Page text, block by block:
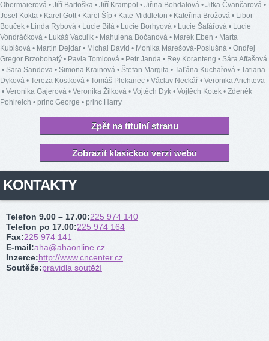
Obermaierová • Jiří Bartoška • Jiří Krampol • Jiřina Bohdalová • Jitka Čvančarová •
Josef Kokta • Karel Gott• Karel Šíp • Kate Middleton • Kateřina Brožová • Libor
Bouček • Linda Rybová • Lucie Bílá • Lucie Borhyová • Lucie Šafářová • Lucie
Vondráčková • Lukáš Vaculík • Mahulena Bočanová • Marek Eben • Marta
Kubišová • Martin Dejdar • Michal David • Monika Marešová-Poslušná • Ondřej
Gregor Brzobohatý • Pavla Tomicová • Petr Janda • Rey Koranteng • Sára Affašová
• Sara Sandeva • Simona Krainová • Štefan Margita • Taťána Kuchařová • Tatiana
Dyková • Tereza Kostková • Tomáš Plekanec • Václav Neckář • Veronika Arichteva
• Veronika Gajerová • Veronika Žilková • Vojtěch Dyk • Vojtěch Kotek • Zdeněk
Pohlreich • princ George • princ Harry
Zpět na titulní stranu
Zobrazit klasickou verzi webu
KONTAKTY
Telefon 9.00 – 17.00:225 974 140
Telefon po 17.00:225 974 164
Fax:225 974 141
E-mail:aha@ahaonline.cz
Inzerce:http://www.cncenter.cz
Soutěže:pravidla soutěží